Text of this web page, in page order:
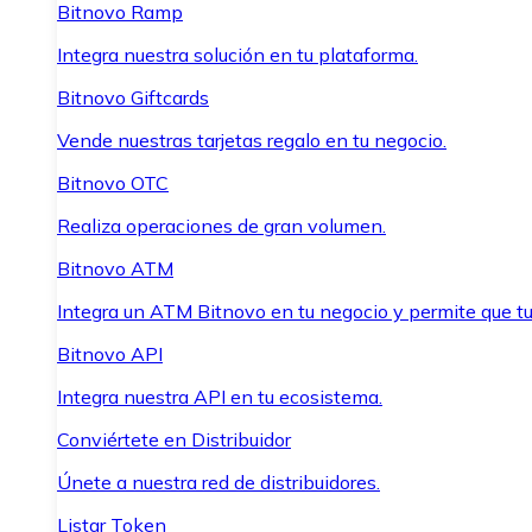
Bitnovo Ramp
Integra nuestra solución en tu plataforma.
Bitnovo Giftcards
Vende nuestras tarjetas regalo en tu negocio.
Bitnovo OTC
Realiza operaciones de gran volumen.
Bitnovo ATM
Integra un ATM Bitnovo en tu negocio y permite que
Bitnovo API
Integra nuestra API en tu ecosistema.
Conviértete en Distribuidor
Únete a nuestra red de distribuidores.
Listar Token